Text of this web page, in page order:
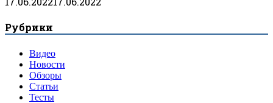
Рубрики
Видео
Новости
Обзоры
Статьи
Тесты